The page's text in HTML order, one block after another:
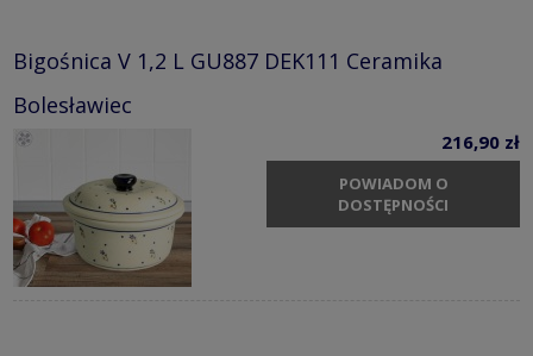
Bigośnica V 1,2 L GU887 DEK111 Ceramika
Bolesławiec
216,90 zł
POWIADOM O
DOSTĘPNOŚCI